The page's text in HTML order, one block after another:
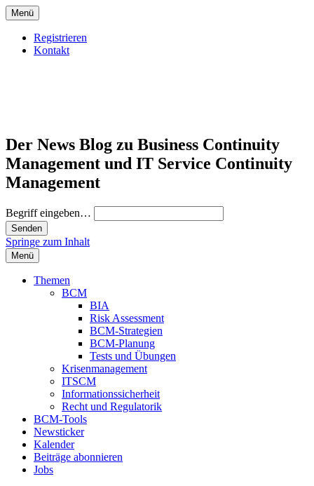
Menü
Registrieren
Kontakt
Der News Blog zu Business Continuity
Management und IT Service Continuity
Management
Begriff eingeben…
Springe zum Inhalt
Menü
Themen
BCM
BIA
Risk Assessment
BCM-Strategien
BCM-Planung
Tests und Übungen
Krisenmanagement
ITSCM
Informationssicherheit
Recht und Regulatorik
BCM-Tools
Newsticker
Kalender
Beiträge abonnieren
Jobs